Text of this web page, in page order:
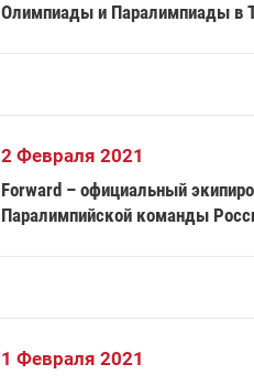
Олимпиады и Паралимпиады в
2 Февраля 2021
Forward – официальный
Паралимпийской команды
1 Февраля 2021